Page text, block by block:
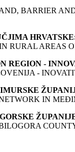
BARRIER
RURAL
REGION -
-
IN